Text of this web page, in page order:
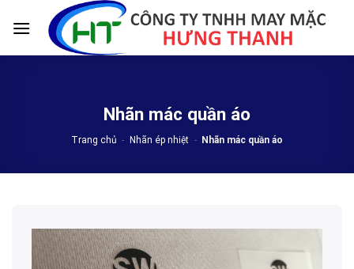
Nhãn mác quần áo
Trang chủ - Nhãn ép nhiệt - Nhãn mác quần áo